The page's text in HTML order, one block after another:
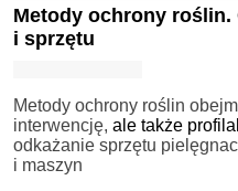
Metody ochrony roślin.
i sprzętu
Metody ochrony roślin
interwencję, ale także
odkażanie sprzętu
i maszyn